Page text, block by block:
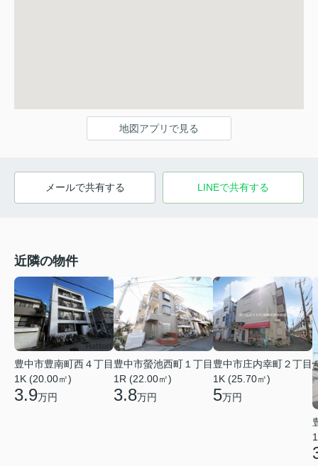
地図アプリで見る
メールで共有する LINEで共有する
近隣の物件
豊中市豊南町西４丁目
1K (20.00㎡)
3.9万円
豊中市螢池西町１丁目
1R (22.00㎡)
3.8万円
豊中市庄内幸町２丁目
1K (25.70㎡)
5万円